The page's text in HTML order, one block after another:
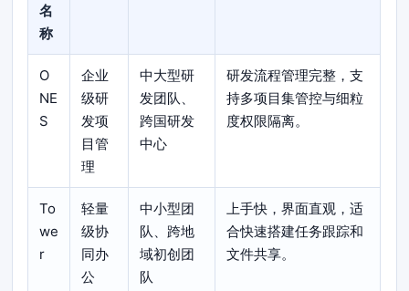
名
称
O
NE
S
企业
级研
发项
目管
理
中大型研
发团队、
跨国研发
中心
研发流程管理完整，支
持多项目集管控与细粒
度权限隔离。
To
we
r
轻量
级协
同办
公
中小型团
队、跨地
域初创团
队
上手快，界面直观，适
合快速搭建任务跟踪和
文件共享。